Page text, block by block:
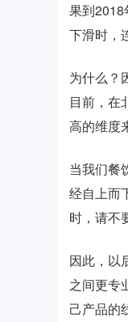
果到2018
下滑时，
为什么？
目前，在
高的维度
当我们餐
经自上而
时，请不
因此，以
之间更专
己产品的